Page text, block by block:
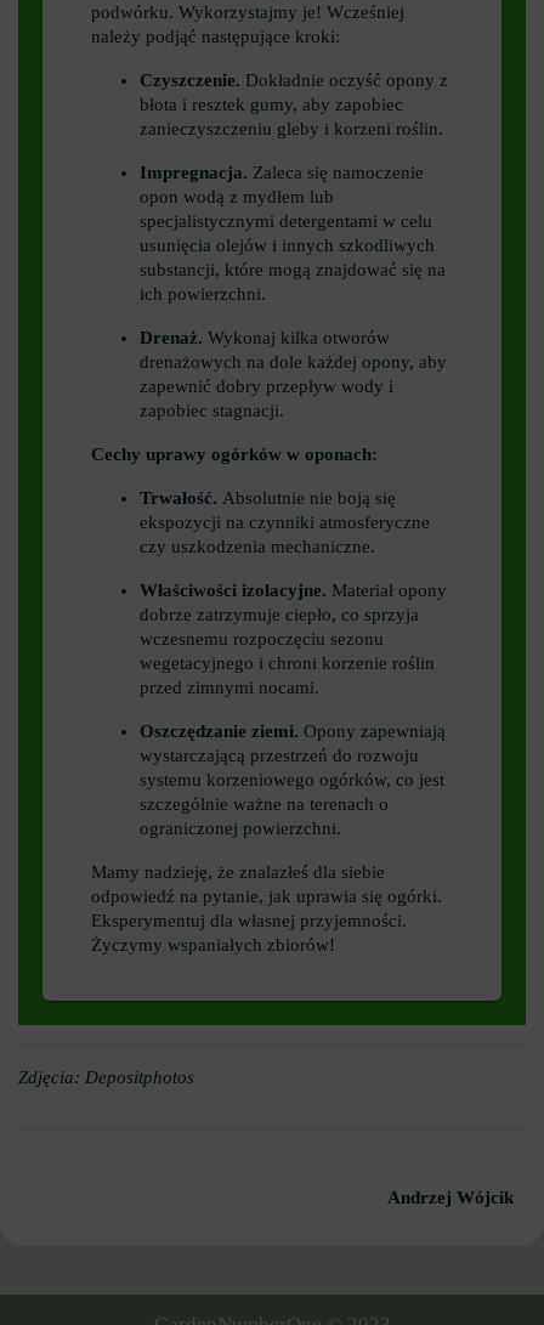
podwórku. Wykorzystajmy je! Wcześniej
należy podjąć następujące kroki:
Czyszczenie. Dokładnie oczyść opony z
błota i resztek gumy, aby zapobiec
zanieczyszczeniu gleby i korzeni roślin.
Impregnacja. Zaleca się namoczenie
opon wodą z mydłem lub
specjalistycznymi detergentami w celu
usunięcia olejów i innych szkodliwych
substancji, które mogą znajdować się na
ich powierzchni.
Drenaż. Wykonaj kilka otworów
drenażowych na dole każdej opony, aby
zapewnić dobry przepływ wody i
zapobiec stagnacji.
Cechy uprawy ogórków w oponach:
Trwałość. Absolutnie nie boją się
ekspozycji na czynniki atmosferyczne
czy uszkodzenia mechaniczne.
Właściwości izolacyjne. Materiał opony
dobrze zatrzymuje ciepło, co sprzyja
wczesnemu rozpoczęciu sezonu
wegetacyjnego i chroni korzenie roślin
przed zimnymi nocami.
Oszczędzanie ziemi. Opony zapewniają
wystarczającą przestrzeń do rozwoju
systemu korzeniowego ogórków, co jest
szczególnie ważne na terenach o
ograniczonej powierzchni.
Mamy nadzieję, że znalazłeś dla siebie
odpowiedź na pytanie, jak uprawia się ogórki.
Eksperymentuj dla własnej przyjemności.
Życzymy wspaniałych zbiorów!
Zdjęcia: Depositphotos
Andrzej Wójcik